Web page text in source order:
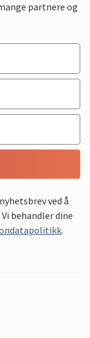
partnere og
ved å
behandler dine
.